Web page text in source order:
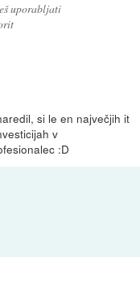
uporabljati
si le en največjih it
v
:D